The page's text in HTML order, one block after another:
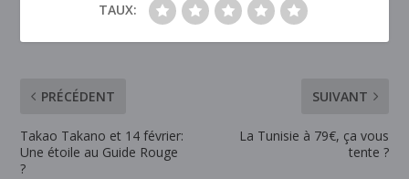
TAUX:
PRÉCÉDENT
Takao Takano et 14 février:
Une étoile au Guide Rouge
?
SUIVANT
La Tunisie à 79€, ça vous
tente ?